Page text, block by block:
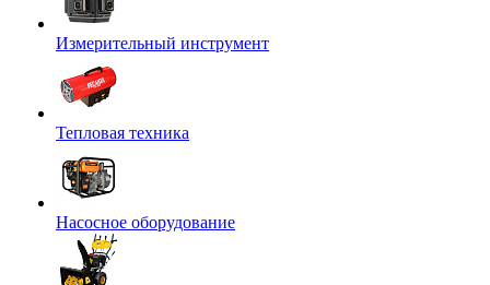
Измерительный инструмент
Тепловая техника
Насосное оборудование